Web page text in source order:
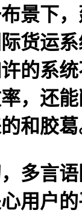
景下
货运
的系
，还
和胶葛
言语
用户